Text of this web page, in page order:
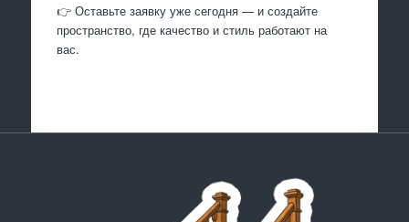
👉 Оставьте заявку уже сегодня — и создайте
пространство, где качество и стиль работают на
вас.